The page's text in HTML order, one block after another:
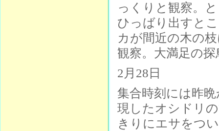
っくりと観察。
ひっばり出すと
カが間近の木の
観察。大満足の
2月28日
集合時刻には昨
現したオシドリ
きりにエサをつ